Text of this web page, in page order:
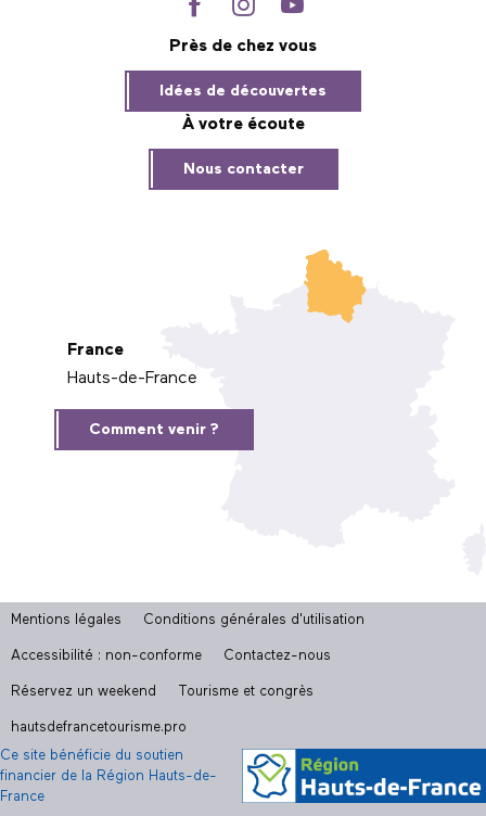
Près de chez vous
Idées de découvertes
À votre écoute
Nous contacter
France
Hauts-de-France
Comment venir ?
Mentions légales Conditions générales d'utilisation
Accessibilité : non-conforme Contactez-nous
Réservez un weekend Tourisme et congrès
hautsdefrancetourisme.pro
Ce site bénéficie du soutien
financier de la Région Hauts-de-
France